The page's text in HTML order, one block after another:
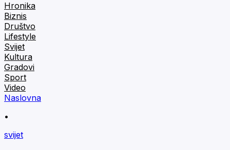
Hronika
Biznis
Društvo
Lifestyle
Svijet
Kultura
Gradovi
Sport
Video
Naslovna
•
svijet